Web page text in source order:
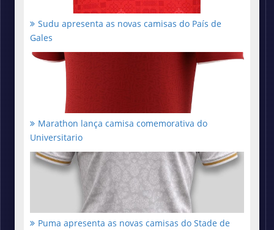
Sudu apresenta as novas camisas do País de
Gales
Marathon lança camisa comemorativa do
Universitario
Puma apresenta as novas camisas do Stade de